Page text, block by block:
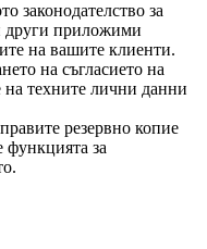
законодателство за
други приложими
на вашите клиенти.
на съгласието на
на техните лични данни
резервно копие
функцията за